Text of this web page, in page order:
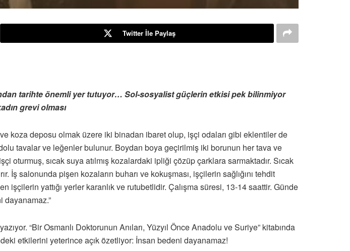
Twitter İle Paylaş
tarihte önemli yer tutuyor… Sol-sosyalist güçlerin etkisi pek bilinmiyor
grevi olması
koza deposu olmak üzere iki binadan ibaret olup, işçi odaları gibi eklentiler de
tavalar ve leğenler bulunur. Boydan boya geçirilmiş iki borunun her tava ve
oturmuş, sıcak suya atılmış kozalardaki ipliği çözüp çarklara sarmaktadır. Sıcak
İş salonunda pişen kozaların buharı ve kokuşması, işçilerin sağlığını tehdit
yattığı yerler karanlık ve rutubetlidir. Çalışma süresi, 13-14 saattir. Günde
dayanamaz.”
“Bir Osmanlı Doktorunun Anıları, Yüzyıl Önce Anadolu ve Suriye” kitabında
etkilerini yeterince açık özetliyor: İnsan bedeni dayanamaz!